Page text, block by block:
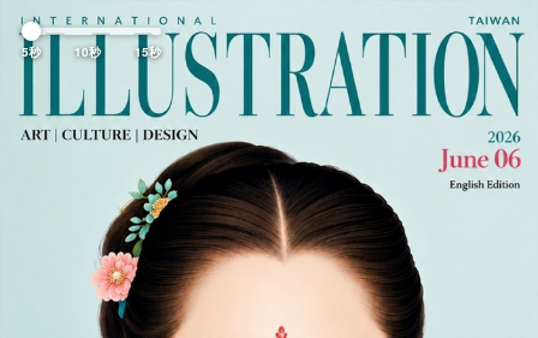
Previous
5秒 10秒 15秒